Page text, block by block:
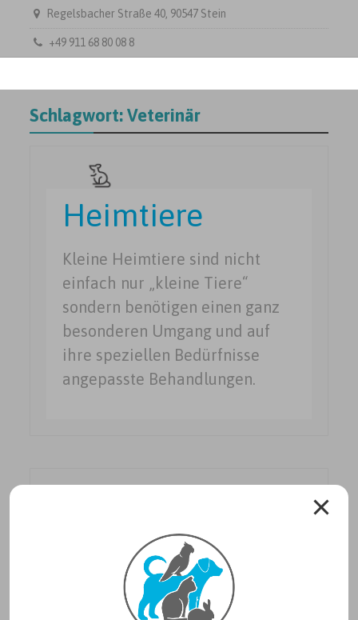
Regelsbacher Straße 40, 90547 Stein
+49 911 68 80 08 8
Schlagwort:Veterinär
Heimtiere
Kleine Heimtiere sind nicht
einfach nur „kleine Tiere“
sondern benötigen einen ganz
besonderen Umgang und auf
ihre speziellen Bedürfnisse
angepasste Behandlungen.